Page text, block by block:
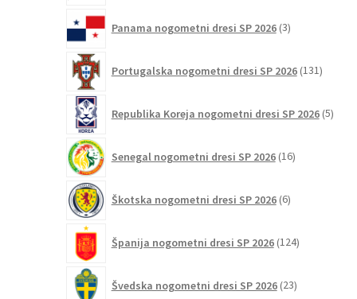
Panama nogometni dresi SP 2026 3izdelki
Portugalska nogometni dresi SP 2026 131
Republika Koreja nogometni dresi SP 2026 5
Senegal nogometni dresi SP 2026 16izdelkov
Škotska nogometni dresi SP 2026 6izdelkov
Španija nogometni dresi SP 2026 124izdelkov
Švedska nogometni dresi SP 2026 23izdelkov